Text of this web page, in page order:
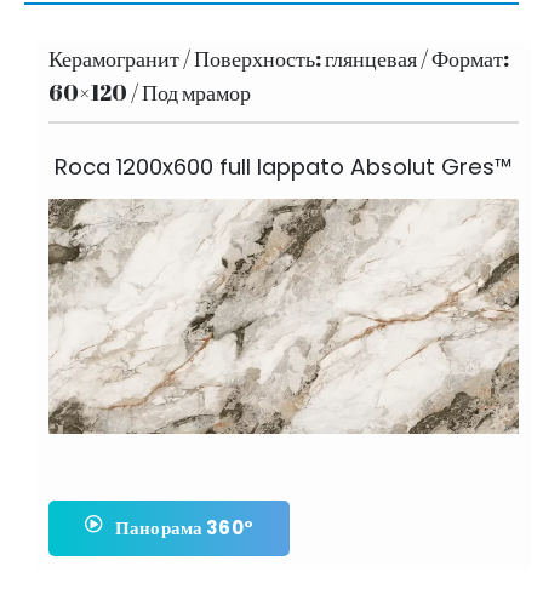
Керамогранит / Поверхность: глянцевая / Формат:
60×120 / Под мрамор
Roca 1200x600 full lappato Absolut Gres™
Панорама 360°